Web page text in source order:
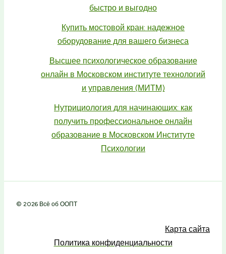
быстро и выгодно
Купить мостовой кран: надежное
оборудование для вашего бизнеса
Высшее психологическое образование
онлайн в Московском институте технологий
и управления (МИТМ)
Нутрициология для начинающих: как
получить профессиональное онлайн
образование в Московском Институте
Психологии
© 2026 Всё об ООПТ
Карта сайта
Политика конфиденциальности